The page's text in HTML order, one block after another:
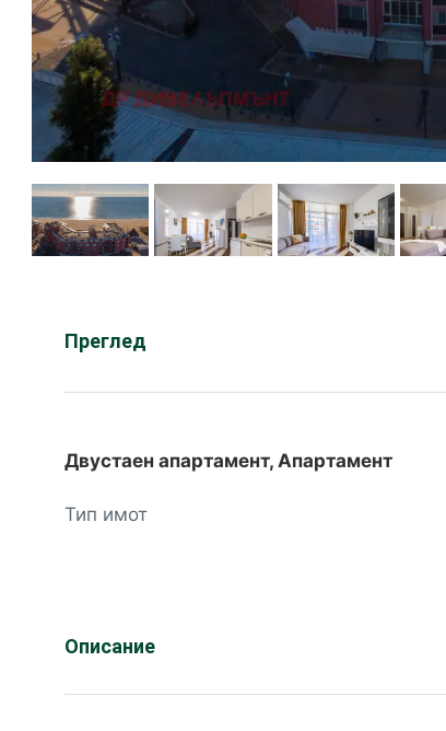
Преглед
Двустаен апартамент, Апартамент
Тип имот
Описание